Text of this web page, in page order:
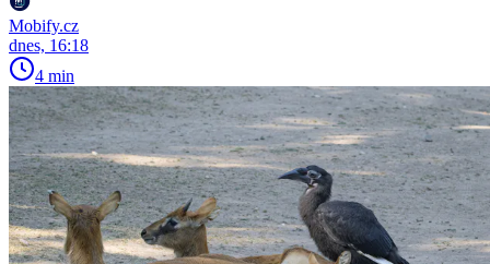
Mobify.cz
dnes, 16:18
4 min